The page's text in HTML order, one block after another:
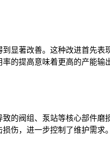
显著改善。这种改进首先
的提高意味着更高的产能输
的阀组、泵站等核心部件
伤，进一步控制了维护需求。